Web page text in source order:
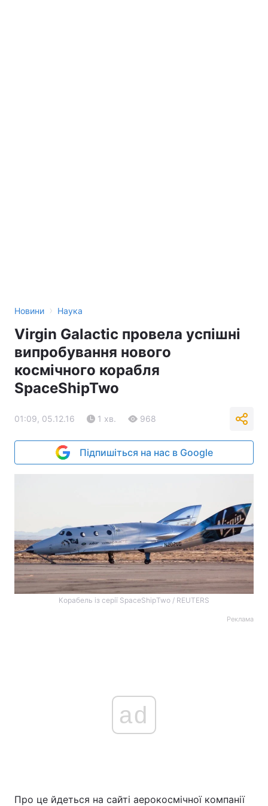
Новини › Наука
Virgin Galactic провела успішні
випробування нового
космічного корабля
SpaceShipTwo
01:09, 05.12.16 1 хв. 968
Підпишіться на нас в Google
Корабель із серії SpaceShipTwo / REUTERS
Реклама
ad
Про це йдеться на сайті аерокосмічної компанії